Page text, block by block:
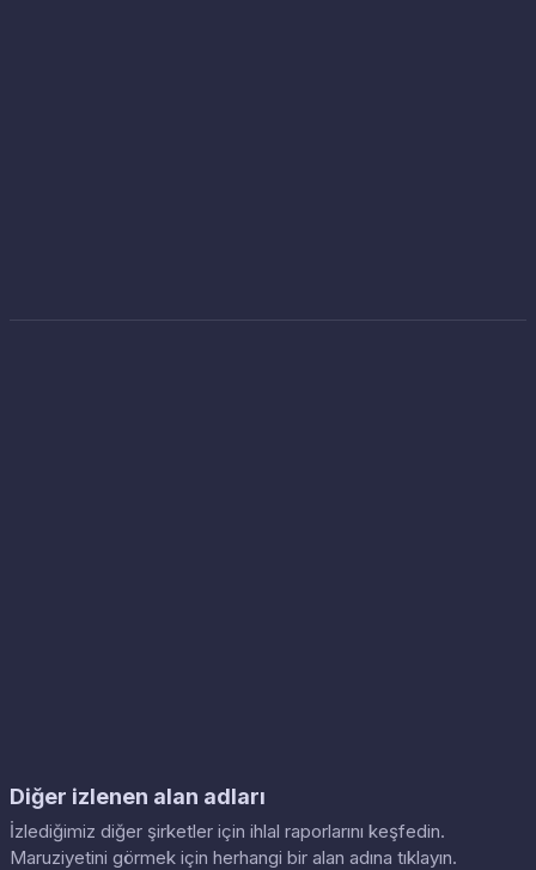
Diğer izlenen alan adları
İzlediğimiz diğer şirketler için ihlal raporlarını keşfedin.
Maruziyetini görmek için herhangi bir alan adına tıklayın.